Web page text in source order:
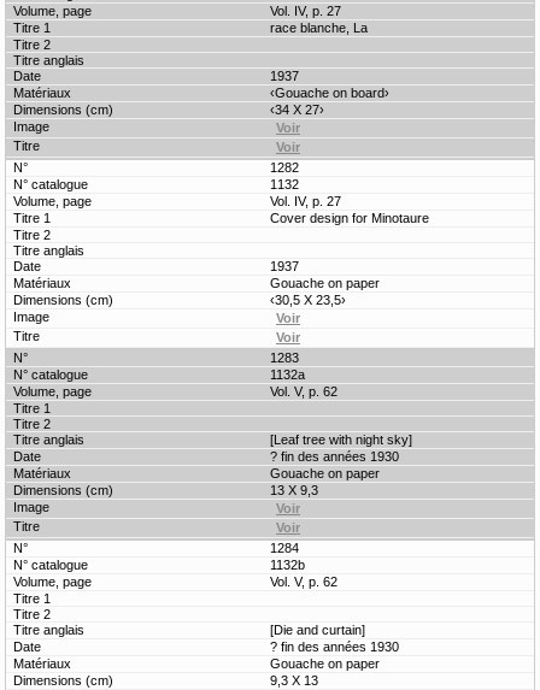
Vol. IV, p. 27
race blanche, La
1937
‹Gouache on board›
‹34 X 27›
1282
1132
Vol. IV, p. 27
Cover design for Minotaure
1937
Gouache on paper
‹30,5 X 23,5›
1283
1132a
Vol. V, p. 62
[Leaf tree with night sky]
? fin des années 1930
Gouache on paper
13 X 9,3
1284
1132b
Vol. V, p. 62
[Die and curtain]
? fin des années 1930
Gouache on paper
9,3 X 13